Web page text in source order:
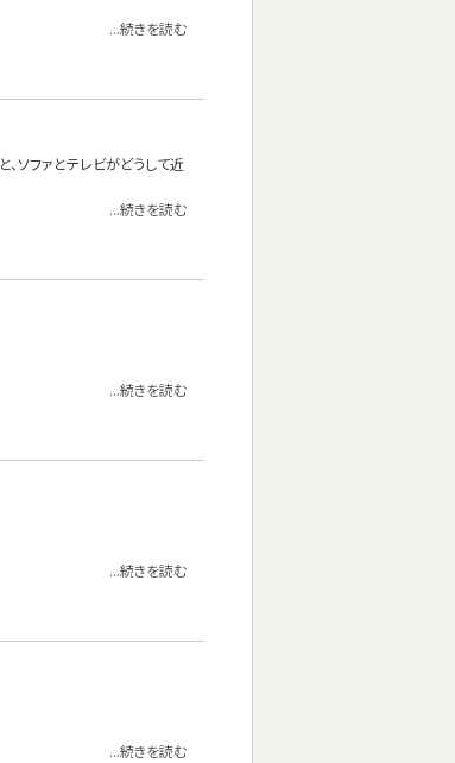
...続きを読む
、ソファとテレビがどうして近
...続きを読む
...続きを読む
...続きを読む
...続きを読む